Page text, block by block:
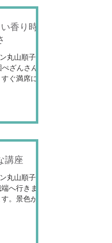
香り時間
丸山順子で
ざんさんと
ぐ満席にな
講座
丸山順子で
へ行きまし
。景色がフ